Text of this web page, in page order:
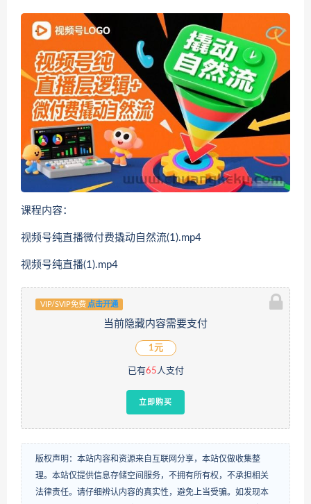
课程内容：
视频号纯直播微付费撬动自然流(1).mp4
视频号纯直播(1).mp4
VIP/SVIP免费 点击开通
当前隐藏内容需要支付
1元
已有65人支付
立即购买
版权声明：本站内容和资源来自互联网分享，本站仅做收集整
理。本站仅提供信息存储空间服务，不拥有所有权，不承担相关
法律责任。请仔细辨认内容的真实性，避免上当受骗。如发现本